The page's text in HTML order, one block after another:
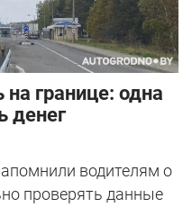
границе: одна
денег
водителям о
проверять данные